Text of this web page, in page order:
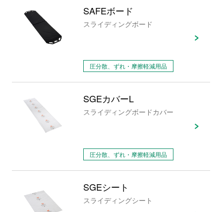
SAFEボード
スライディングボード
圧分散、ずれ・摩擦軽減用品
SGEカバーL
スライディングボードカバー
圧分散、ずれ・摩擦軽減用品
SGEシート
スライディングシート